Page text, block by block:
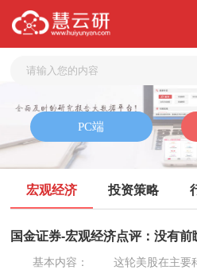
宏观经济 投资策略
国金证券-宏观经济点评：没有
基本内容： 这轮美股在主要科